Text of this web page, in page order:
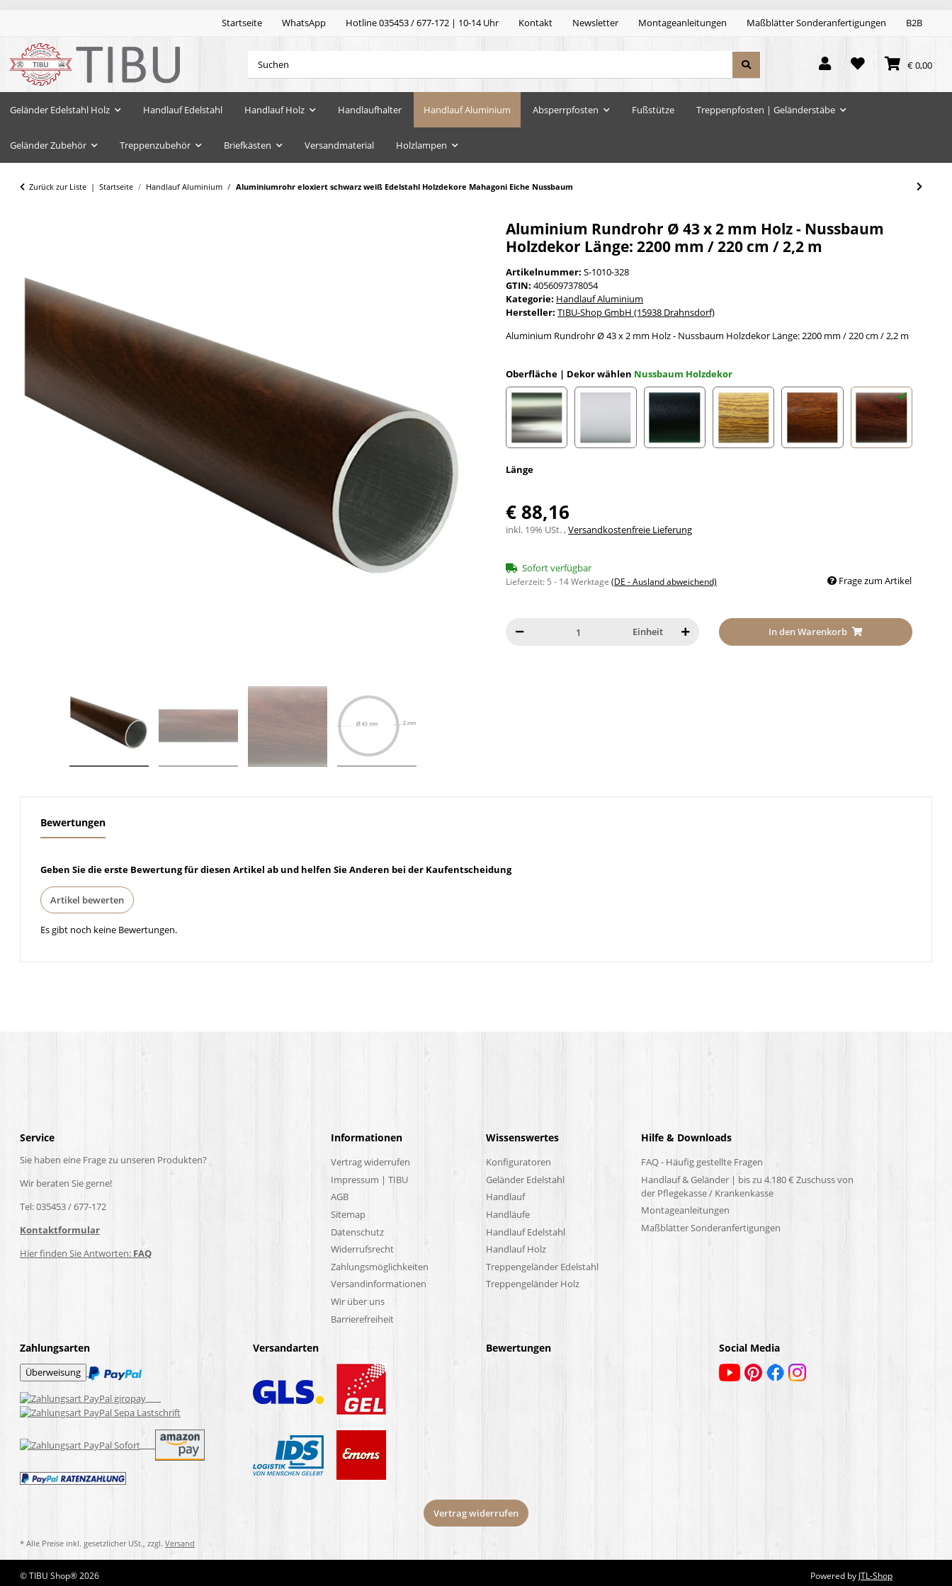
Startseite WhatsApp Hotline 035453 / 677-172 | 10-14 Uhr Kontakt Newsletter Montageanleitungen Maßblätter Sonderanfertigungen B2B
€ 0,00
Geländer Edelstahl Holz Handlauf Edelstahl Handlauf Holz Handlaufhalter Handlauf Aluminium Absperrpfosten Fußstütze Treppenpfosten | Geländerstäbe
Geländer Zubehör Treppenzubehör Briefkästen Versandmaterial Holzlampen
Zurück zur Liste Startseite Handlauf Aluminium Aluminiumrohr eloxiert schwarz weiß Edelstahl Holzdekore Mahagoni Eiche Nussbaum
Aluminium Rundrohr Ø 43 x 2 mm Holz - Nussbaum
Holzdekor Länge: 2200 mm / 220 cm / 2,2 m
Artikelnummer: S-1010-328
GTIN: 4056097378054
Kategorie: Handlauf Aluminium
Hersteller: TIBU-Shop GmbH (15938 Drahnsdorf)
Aluminium Rundrohr Ø 43 x 2 mm Holz - Nussbaum Holzdekor Länge: 2200 mm / 220 cm / 2,2 m
Oberfläche | Dekor wählen Nussbaum Holzdekor
Länge
€ 88,16
inkl. 19% USt. ,Versandkostenfreie Lieferung
Sofort verfügbar
Lieferzeit: 5 - 14 Werktage (DE - Ausland abweichend) Frage zum Artikel
Einheit In den Warenkorb
Bewertungen
Geben Sie die erste Bewertung für diesen Artikel ab und helfen Sie Anderen bei der Kaufentscheidung
Artikel bewerten
Es gibt noch keine Bewertungen.
Service
Sie haben eine Frage zu unseren Produkten?
Wir beraten Sie gerne!
Tel: 035453 / 677-172
Kontaktformular
Hier finden Sie Antworten: FAQ
Informationen
Vertrag widerrufen
Impressum | TIBU
AGB
Sitemap
Datenschutz
Widerrufsrecht
Zahlungsmöglichkeiten
Versandinformationen
Wir über uns
Barrierefreiheit
Wissenswertes
Konfiguratoren
Geländer Edelstahl
Handlauf
Handläufe
Handlauf Edelstahl
Handlauf Holz
Treppengeländer Edelstahl
Treppengeländer Holz
Hilfe & Downloads
FAQ - Häufig gestellte Fragen
Handlauf & Geländer | bis zu 4.180 € Zuschuss von
der Pflegekasse / Krankenkasse
Montageanleitungen
Maßblätter Sonderanfertigungen
Zahlungsarten Versandarten Bewertungen Social Media
Vertrag widerrufen
* Alle Preise inkl. gesetzlicher USt., zzgl. Versand
© TIBU Shop® 2026 Powered by JTL-Shop